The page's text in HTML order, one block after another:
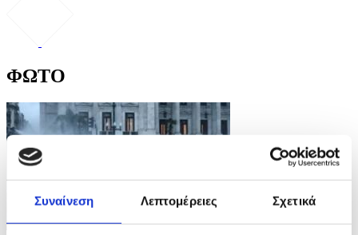
Συναίνεση Λεπτομέρειες Σχετικά
ΦΩΤΟ